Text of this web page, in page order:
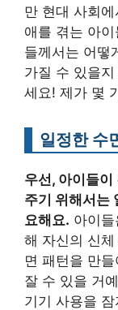
만 현대 사회
애를 겪는 아
들께서는 어떻
가질 수 있을
세요! 제가 몇
일정한 수
우선, 아이들
주기 위해서는
요해요. 아이
해 자신의 신
면 패턴을 만
잘 수 있을 거
기기 사용을